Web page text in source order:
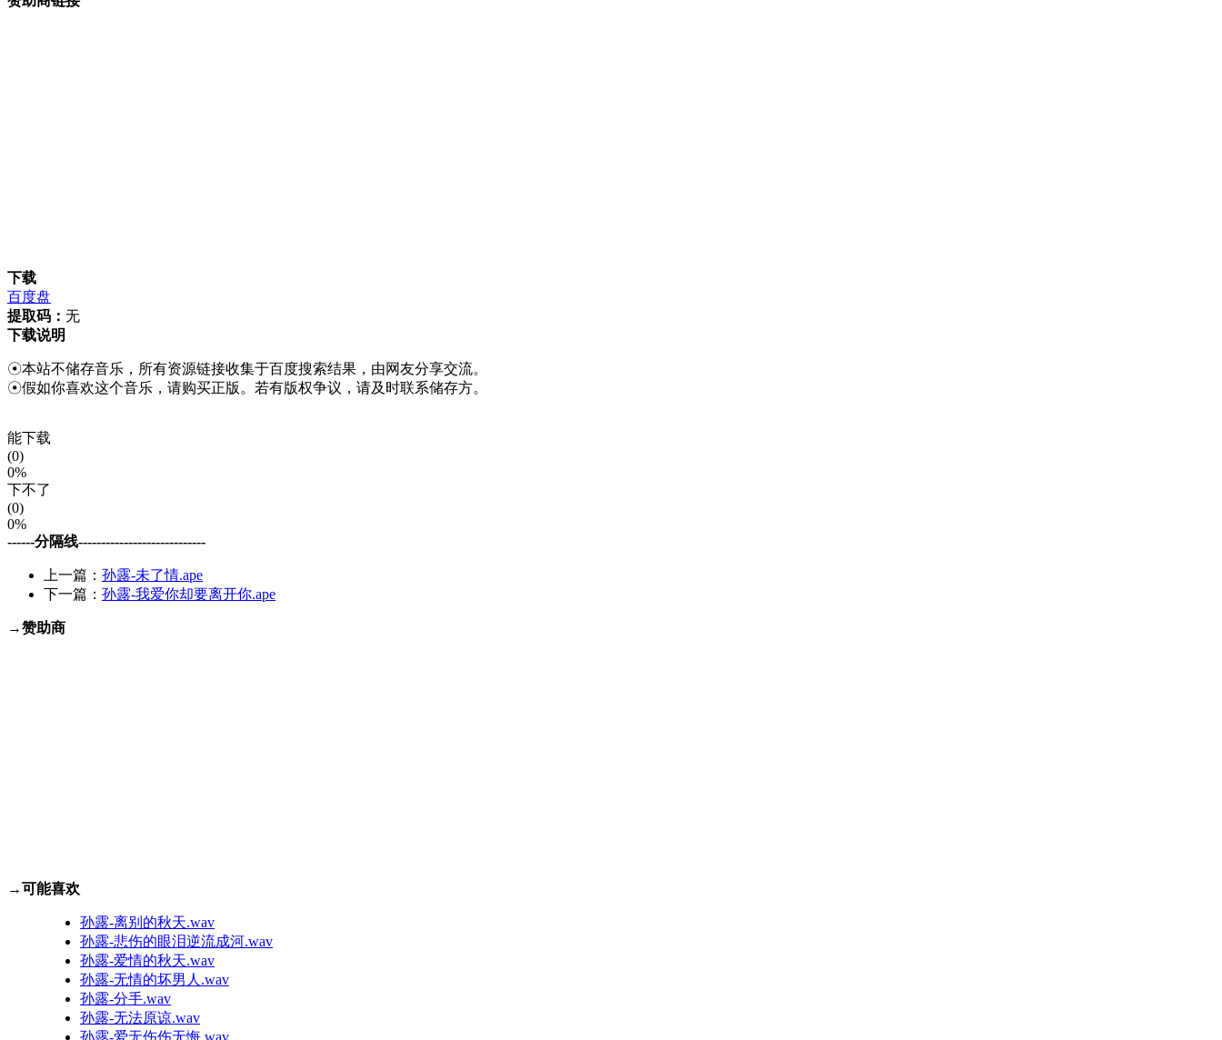
下载
百度盘
提取码： 无
下载说明
☉本站不储存音乐，所有资源链接收集于百度搜索结果，由网友分享交流。
☉假如你喜欢这个音乐，请购买正版。若有版权争议，请及时联系储存方。
能下载
(0)
0%
下不了
(0)
0%
------分隔线----------------------------
上一篇： 孙露-未了情.ape
下一篇： 孙露-我爱你却要离开你.ape
→赞助商
→可能喜欢
孙露-离别的秋天.wav
孙露-悲伤的眼泪逆流成河.wav
孙露-爱情的秋天.wav
孙露-无情的坏男人.wav
孙露-分手.wav
孙露-无法原谅.wav
孙露-爱无伤伤无悔.wav